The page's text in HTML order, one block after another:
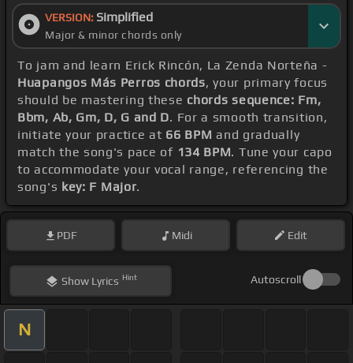
VERSION: Simplified
Major & minor chords only
To jam and learn Erick Rincón, La Zenda Norteña -
Huapangos Más Perros chords, your primary focus
should be mastering these chords sequence: Fm,
Bbm, Ab, Gm, D, G and D. For a smooth transition,
initiate your practice at 66 BPM and gradually
match the song's pace of 134 BPM. Tune your capo
to accommodate your vocal range, referencing the
song's key: F Major.
PDF Midi Edit
ShowLyrics Hint Autoscroll
N